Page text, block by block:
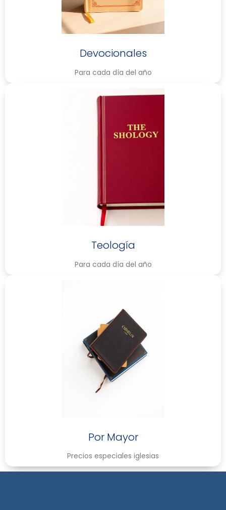
Devocionales
Para cada día del año
Teología
Para cada día del año
Por Mayor
Precios especiales iglesias